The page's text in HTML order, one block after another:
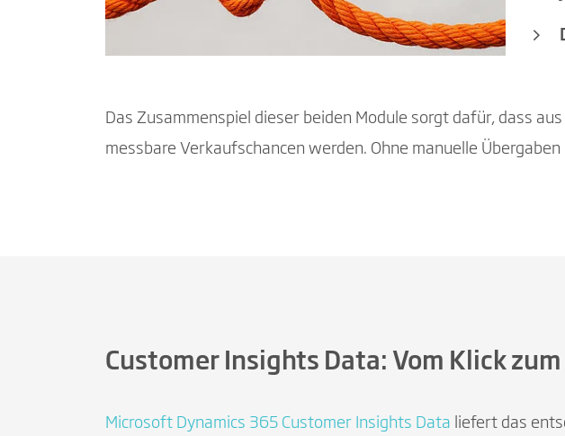
Das Zusammenspiel dieser beiden Module sorgt dafür, dass
messbare Verkaufschancen werden. Ohne manuelle
Customer Insights Data: Vom Klick
Microsoft Dynamics 365 Customer Insights Data liefert das